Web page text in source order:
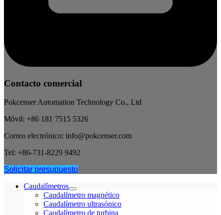
Contacto comercial
Pokcenser Automation Technology Co., Ltd
Móvil: +86 181 7515 5326
Correo electrónico: info@pokcenser.com
Tel: +86-731-8229 9492
Solicitar presupuesto
Caudalímetros
Caudalímetro magnético
Caudalímetro ultrasónico
Caudalímetro de turbina